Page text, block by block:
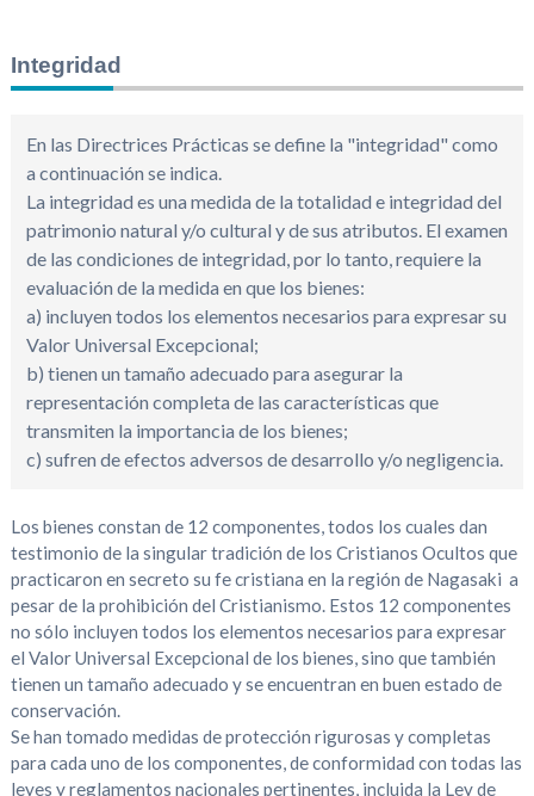
Integridad
En las Directrices Prácticas se define la "integridad" como
a continuación se indica.
La integridad es una medida de la totalidad e integridad del
patrimonio natural y/o cultural y de sus atributos. El examen
de las condiciones de integridad, por lo tanto, requiere la
evaluación de la medida en que los bienes:
a) incluyen todos los elementos necesarios para expresar su
Valor Universal Excepcional;
b) tienen un tamaño adecuado para asegurar la
representación completa de las características que
transmiten la importancia de los bienes;
c) sufren de efectos adversos de desarrollo y/o negligencia.
Los bienes constan de 12 componentes, todos los cuales dan
testimonio de la singular tradición de los Cristianos Ocultos que
practicaron en secreto su fe cristiana en la región de Nagasaki a
pesar de la prohibición del Cristianismo. Estos 12 componentes
no sólo incluyen todos los elementos necesarios para expresar
el Valor Universal Excepcional de los bienes, sino que también
tienen un tamaño adecuado y se encuentran en buen estado de
conservación.
Se han tomado medidas de protección rigurosas y completas
para cada uno de los componentes, de conformidad con todas las
leyes y reglamentos nacionales pertinentes, incluida la Ley de